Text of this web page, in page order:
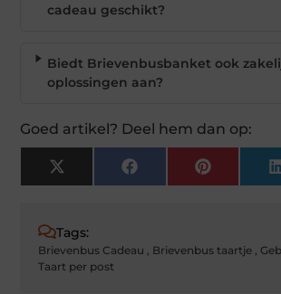
cadeau geschikt?
Biedt Brievenbusbanket ook
oplossingen aan?
Goed artikel? Deel hem dan op:
X
(Twitter)
Facebook Pinterest
Tags:
Brievenbus Cadeau , Brievenbus taartje ,
Taart per post